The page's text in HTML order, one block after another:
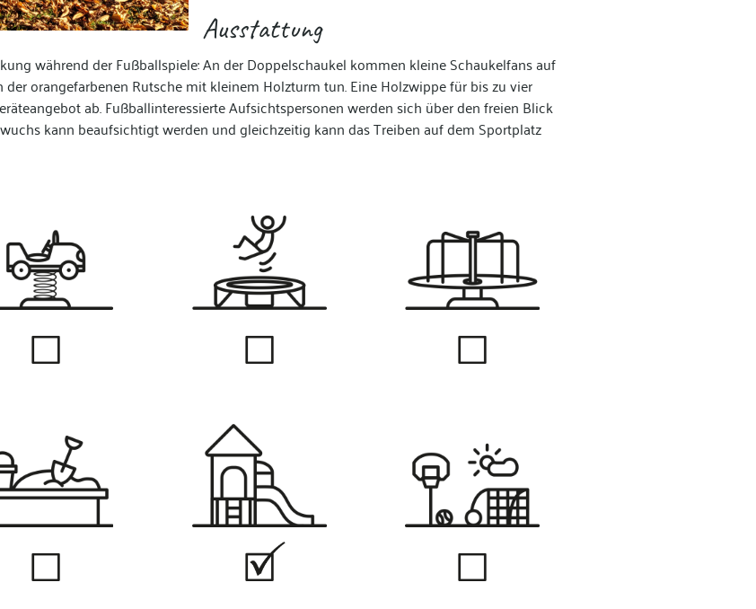
Ausstattung
während der Fußballspiele: An der Doppelschaukel kommen kleine Schaukelfans auf
orangefarbenen Rutsche mit kleinem Holzturm tun. Eine Holzwippe für bis zu vier
ab. Fußballinteressierte Aufsichtspersonen werden sich über den freien Blick
kann beaufsichtigt werden und gleichzeitig kann das Treiben auf dem Sportplatz